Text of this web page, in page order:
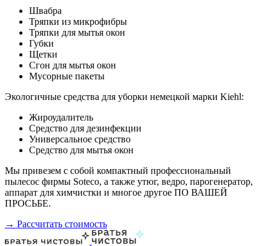
Швабра
Тряпки из микрофибры
Тряпки для мытья окон
Губки
Щетки
Сгон для мытья окон
Мусорные пакеты
Экологичные средства для уборки немецкой марки Kiehl:
Жироудалитель
Средство для дезинфекции
Универсальное средство
Средство для мытья окон
Мы привезем с собой компактный профессиональный
пылесос фирмы Soteco, а также утюг, ведро, парогенератор,
аппарат для химчистки и многое другое ПО ВАШЕЙ
ПРОСЬБЕ.
→ Рассчитать стоимость